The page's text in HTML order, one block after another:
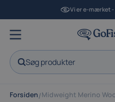
Vi er e-mærket
Søg produkter
Forsiden/Midweight Merino